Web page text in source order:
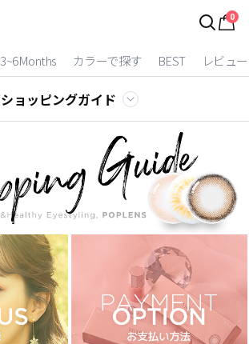
0
3~6Months カラーで探す BEST レビュー
2 Weeks
3~6 Months
ショッピングガイド